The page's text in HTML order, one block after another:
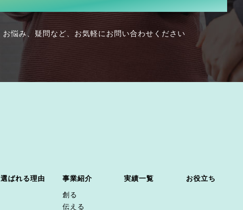
お悩み、疑問など、お気軽にお問い合わせください
選ばれる理由 事業紹介
創る
伝える
実績一覧 お役立ち